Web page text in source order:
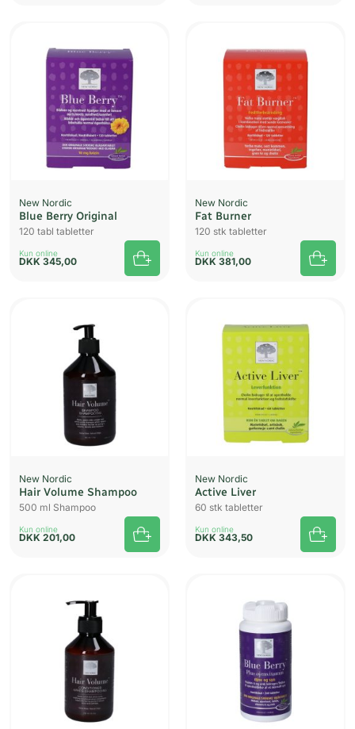
New Nordic
Blue Berry Original
120 tabl tabletter
Kun online
DKK 345,00
New Nordic
Fat Burner
120 stk tabletter
Kun online
DKK 381,00
New Nordic
Hair Volume Shampoo
500 ml Shampoo
Kun online
DKK 201,00
New Nordic
Active Liver
60 stk tabletter
Kun online
DKK 343,50